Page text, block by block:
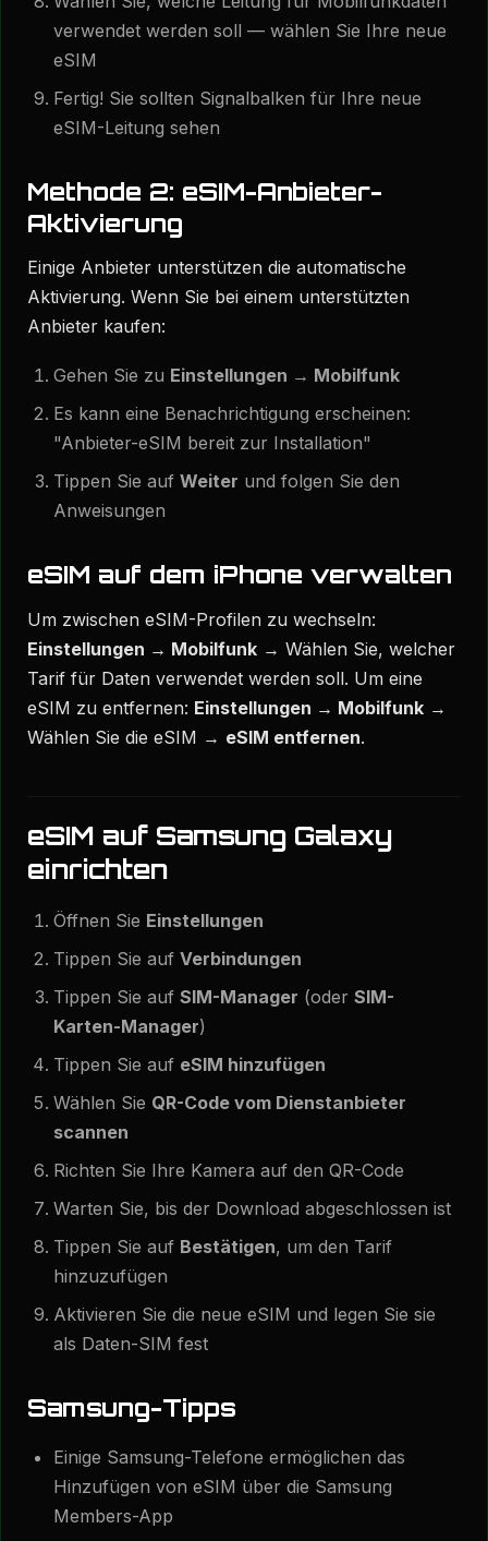
verwendet werden soll — wählen Sie Ihre neue
eSIM
Fertig! Sie sollten Signalbalken für Ihre neue
eSIM-Leitung sehen
Methode 2: eSIM-Anbieter-
Aktivierung
Einige Anbieter unterstützen die automatische
Aktivierung. Wenn Sie bei einem unterstützten
Anbieter kaufen:
Gehen Sie zu Einstellungen → Mobilfunk
Es kann eine Benachrichtigung erscheinen:
"Anbieter-eSIM bereit zur Installation"
Tippen Sie auf Weiter und folgen Sie den
Anweisungen
eSIM auf dem iPhone verwalten
Um zwischen eSIM-Profilen zu wechseln:
Einstellungen → Mobilfunk → Wählen Sie, welcher
Tarif für Daten verwendet werden soll. Um eine
eSIM zu entfernen: Einstellungen → Mobilfunk →
Wählen Sie die eSIM → eSIM entfernen.
eSIM auf Samsung Galaxy
einrichten
Öffnen Sie Einstellungen
Tippen Sie auf Verbindungen
Tippen Sie auf SIM-Manager (oder SIM-
Karten-Manager)
Tippen Sie auf eSIM hinzufügen
Wählen Sie QR-Code vom Dienstanbieter
scannen
Richten Sie Ihre Kamera auf den QR-Code
Warten Sie, bis der Download abgeschlossen ist
Tippen Sie auf Bestätigen, um den Tarif
hinzuzufügen
Aktivieren Sie die neue eSIM und legen Sie sie
als Daten-SIM fest
Samsung-Tipps
Einige Samsung-Telefone ermöglichen das
Hinzufügen von eSIM über die Samsung
Members-App